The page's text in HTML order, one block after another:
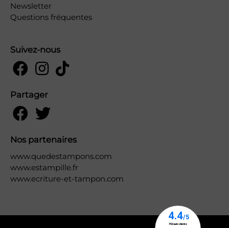
Newsletter
Questions fréquentes
Suivez-nous
Partager
Nos partenaires
www.quedestampons.com
www.estampille.fr
www.ecriture-et-tampon.com